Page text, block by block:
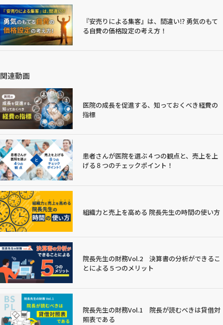
『安売りによる集客』は、間違い⁉ 勇気のもて
る自費の価格設定の考え方！
関連動画
医院の成長を促進する、知っておくべき経費の
指標
患者さんが医院を選ぶ４つの観点と、売上を上
げる８つのチェックポイント！
組織力と売上を高める 院長先生の時間の使い方
院長先生の財務Vol.2 決算書の分析ができるこ
とによる５つのメリット
院長先生の財務Vol.1 院長が読むべきは貸借対
照表である